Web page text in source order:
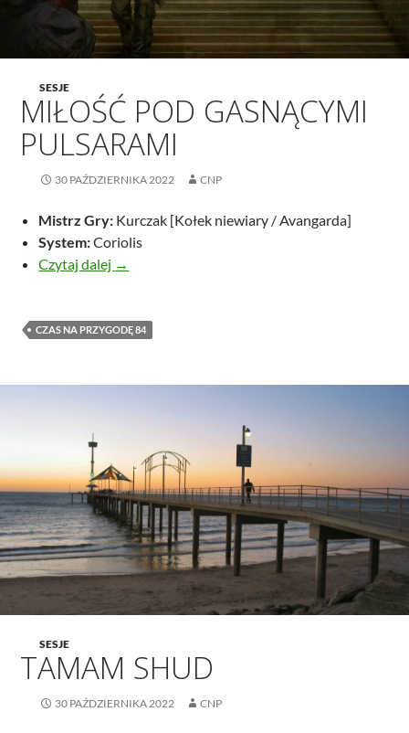
SESJE
MIŁOŚĆ POD GASNĄCYMI
PULSARAMI
30 PAŹDZIERNIKA 2022 CNP
Mistrz Gry: Kurczak [Kołek niewiary / Avangarda]
System:Coriolis
Czytaj dalej
Miłość pod gasnącymi pulsarami
→
CZAS NA PRZYGODĘ 84
SESJE
TAMAM SHUD
30 PAŹDZIERNIKA 2022 CNP